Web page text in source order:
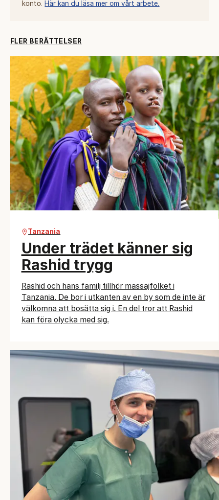
konto. Här kan du läsa mer om vårt arbete.
FLER BERÄTTELSER
Tanzania
Under trädet känner sig
Rashid trygg
Rashid och hans familj tillhör massajfolket i
Tanzania. De bor i utkanten av en by som de inte är
välkomna att bosätta sig i. En del tror att Rashid
kan föra olycka med sig.